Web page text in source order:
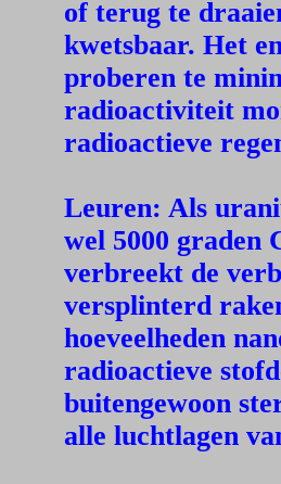
of terug te
kwetsbaar. Het
proberen te
radioactiviteit
radioactieve
Leuren: Als
wel 5000 graden
verbreekt de
versplinterd
hoeveelheden
radioactieve
buitengewoon
alle luchtlagen